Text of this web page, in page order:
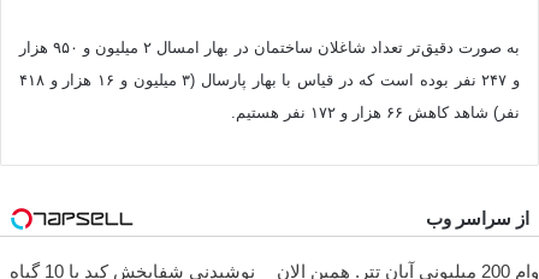
به صورت دقیق‌تر تعداد شاغلان ساختمان در بهار امسال ۲ میلیون و ۹۵۰ هزار
و ۲۴۷ نفر بوده است که در قیاس با بهار پارسال (۳ میلیون و ۱۶ هزار و ۴۱۸
نفر) شاهد کاهش ۶۶ هزار و ۱۷۲ نفر هستیم.
از سراسر وب
وام 200 میلیونی آبان تتر. همین الان
نوشیدنی شفابخش کبد با 10 گیاه